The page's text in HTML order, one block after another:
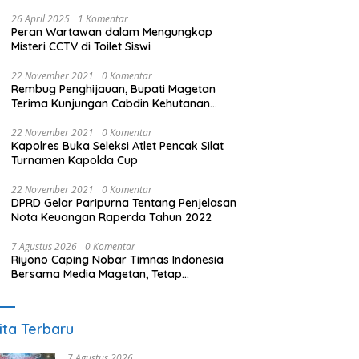
26 April 2025 1 Komentar
Peran Wartawan dalam Mengungkap
Misteri CCTV di Toilet Siswi
22 November 2021 0 Komentar
Rembug Penghijauan, Bupati Magetan
Terima Kunjungan Cabdin Kehutanan
22 November 2021 0 Komentar
Kapolres Buka Seleksi Atlet Pencak Silat
Turnamen Kapolda Cup
22 November 2021 0 Komentar
DPRD Gelar Paripurna Tentang Penjelasan
Nota Keuangan Raperda Tahun 2022
7 Agustus 2026 0 Komentar
Riyono Caping Nobar Timnas Indonesia
Bersama Media Magetan, Tetap
Terbaru